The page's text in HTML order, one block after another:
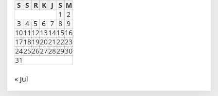
S S R K J S M
1
2
3 4 5 6 7 8 9
1011 1213141516
1718192021 2223
24252627282930
31
« Jul